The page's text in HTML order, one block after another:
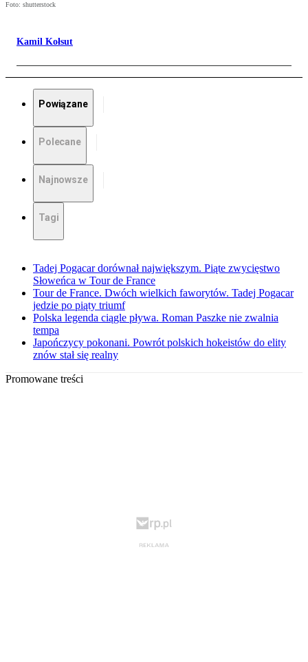
Foto: shutterstock
Kamil Kołsut
Powiązane
Polecane
Najnowsze
Tagi
Tadej Pogacar dorównał największym. Piąte zwycięstwo
Słoweńca w Tour de France
Tour de France. Dwóch wielkich faworytów. Tadej Pogacar
jedzie po piąty triumf
Polska legenda ciągle pływa. Roman Paszke nie zwalnia
tempa
Japończycy pokonani. Powrót polskich hokeistów do elity
znów stał się realny
Promowane treści